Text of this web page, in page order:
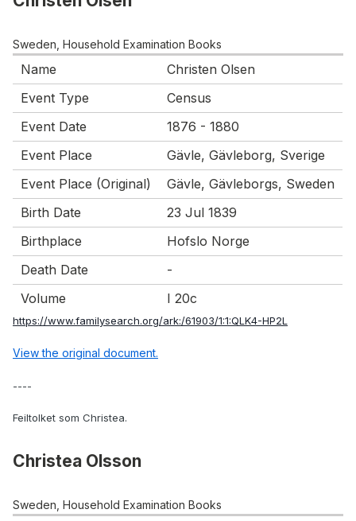
Sweden, Household Examination Books
Name
Christen Olsen
Event Type
Census
Event Date
1876 - 1880
Event Place
Gävle, Gävleborg, Sverige
Event Place (Original)
Gävle, Gävleborgs, Sweden
Birth Date
23 Jul 1839
Birthplace
Hofslo Norge
Death Date
-
Volume
I 20c
https://www.familysearch.org/ark:/61903/1:1:QLK4-HP2L
View the original document.
----
Feiltolket som Christea.
Christea Olsson
Sweden, Household Examination Books